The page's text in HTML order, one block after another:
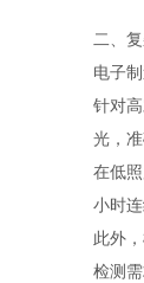
二、
电子
针对
光，
在低
小时
此外
检测需